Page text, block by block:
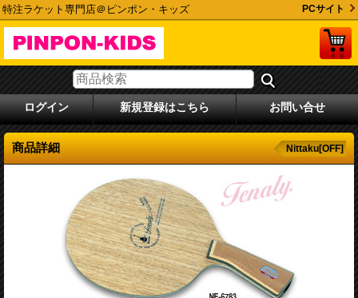
特注ラケット専門店＠ピンポン・キッズ PCサイト
ログイン 新規登録はこちら お問い合せ
商品詳細 Nittaku[OFF]